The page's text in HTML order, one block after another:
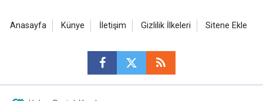
Anasayfa Künye İletişim Gizlilik İlkeleri Sitene Ekle